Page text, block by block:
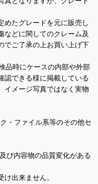
めたグレードを元に販売し
などに関してのクレーム及
でご了承の上お買い上げ下
品時にケースの内部や外部
認できる様に掲載している
イメージ写真ではなく実物
・ファイル系等のその他セ
び内容物の品質変化がある
出来ません。